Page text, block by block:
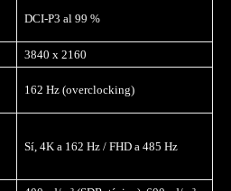
DCI-P3 al 99 %
3840 x 2160
162 Hz (overclocking)
Sí, 4K a 162 Hz / FHD a 485 Hz